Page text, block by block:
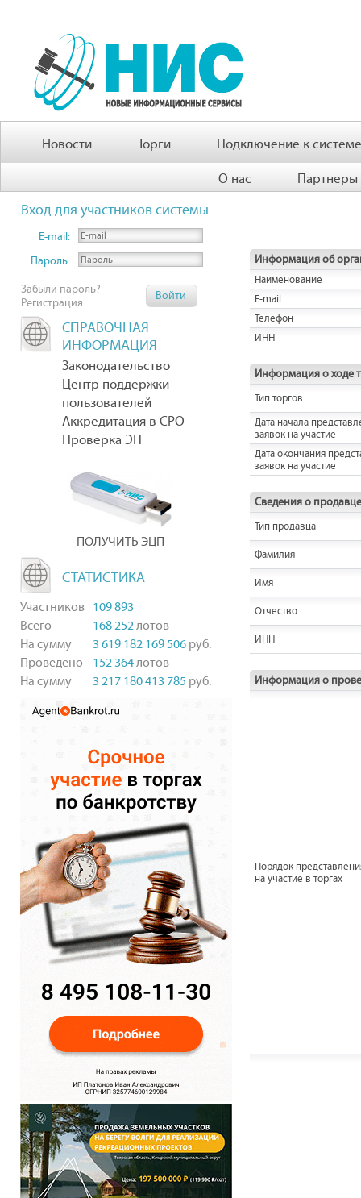
Новости Торги Подключение к системе
О нас Партнеры
Вход для участников системы
E-mail:
Пароль:
Забыли пароль?
Регистрация
СПРАВОЧНАЯ
ИНФОРМАЦИЯ
Законодательство
Центр поддержки
пользователей
Аккредитация в СРО
Проверка ЭП
ПОЛУЧИТЬ ЭЦП
СТАТИСТИКА
Участников 109 893
Всего
168 252лотов
На сумму
3 619 182 169 506 руб.
Проведено
152 364лотов
На сумму
3 217 180 413 785 руб.
Информация об
Наименование
E-mail
Телефон
ИНН
Информация о ходе
Тип торгов
Дата начала
заявок на участие
Дата окончания
заявок на участие
Сведения о продавце
Тип продавца
Фамилия
Имя
Отчество
ИНН
Информация о
Порядок
на участие в торгах